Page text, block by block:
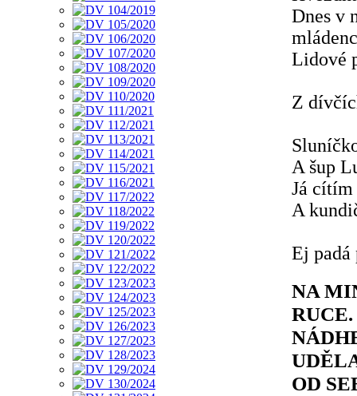
Dnes v
Lidové
Z
A šup
Já
A
Ej
NA
OD